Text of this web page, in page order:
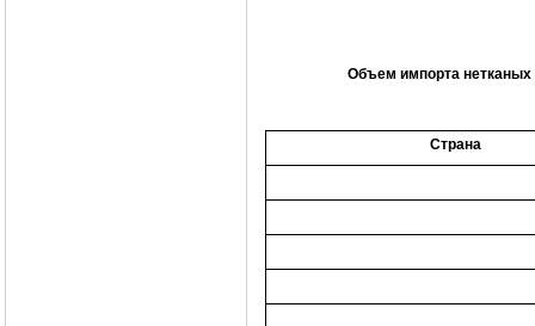
Объем импорта нетканых
Страна